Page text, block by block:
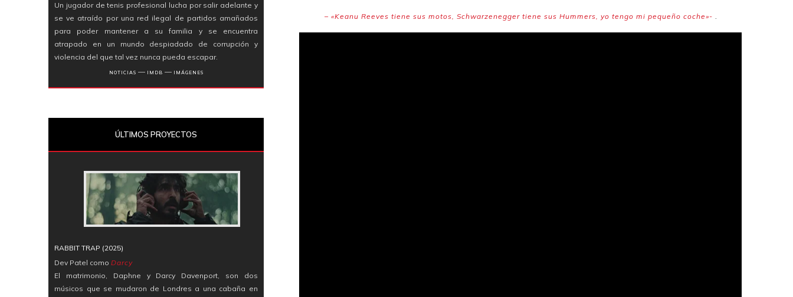
– «Keanu Reeves tiene sus motos, Schwarzenegger tiene sus Hummers, yo tengo mi pequeño coche»-
Un jugador de tenis profesional lucha por salir adelante y
se ve atraído por una red ilegal de partidos amañados
para poder mantener a su familia y se encuentra
atrapado en un mundo despiadado de corrupción y
violencia del que tal vez nunca pueda escapar.
NOTICIAS ― IMDB ― IMÁGENES
ÚLTIMOS PROYECTOS
RABBIT TRAP (2025)
Dev Patel como Darcy
El matrimonio, Daphne y Darcy Davenport, son dos
músicos que se mudaron de Londres a una cabaña en